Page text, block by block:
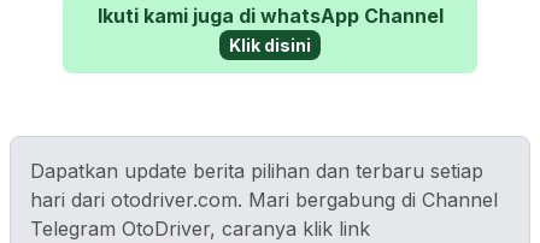
Ikuti kami juga di whatsApp Channel
Klik disini
Dapatkan update berita pilihan dan terbaru setiap
hari dari otodriver.com. Mari bergabung di Channel
Telegram OtoDriver, caranya klik link